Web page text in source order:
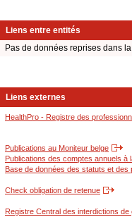
Liens entre entités
Pas de données reprises dans
Liens externes
HealthPro - Registre des
Publications au Moniteur belge
Publications des comptes annuels à
Base de données des statuts et
Check obligation de retenue
Registre Central des interdictions de